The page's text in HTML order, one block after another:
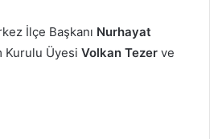
İlçe Başkanı Nurhayat
Kurulu Üyesi Volkan Tezer ve